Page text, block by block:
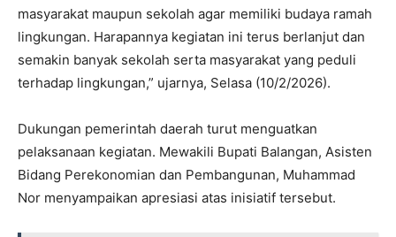
masyarakat maupun sekolah agar memiliki budaya ramah
lingkungan. Harapannya kegiatan ini terus berlanjut dan
semakin banyak sekolah serta masyarakat yang peduli
terhadap lingkungan,” ujarnya, Selasa (10/2/2026).
Dukungan pemerintah daerah turut menguatkan
pelaksanaan kegiatan. Mewakili Bupati Balangan, Asisten
Bidang Perekonomian dan Pembangunan, Muhammad
Nor menyampaikan apresiasi atas inisiatif tersebut.